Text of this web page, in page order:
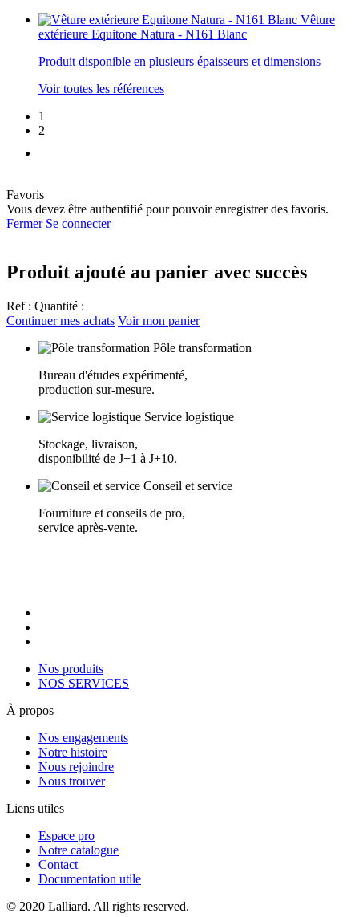
Vêture
extérieure Equitone Natura - N161 Blanc
Produit disponible en plusieurs épaisseurs et dimensions
Voir toutes les références
1
2
Favoris
Vous devez être authentifié pour pouvoir enregistrer des favoris.
Fermer Se connecter
Produit ajouté au panier avec succès
Ref : Quantité :
Continuer mes achats Voir mon panier
Pôle transformation
Bureau d'études expérimenté,
production sur-mesure.
Service logistique
Stockage, livraison,
disponibilité de J+1 à J+10.
Conseil et service
Fourniture et conseils de pro,
service après-vente.
Nos produits
NOS SERVICES
À propos
Nos engagements
Notre histoire
Nous rejoindre
Nous trouver
Liens utiles
Espace pro
Notre catalogue
Contact
Documentation utile
© 2020 Lalliard. All rights reserved.